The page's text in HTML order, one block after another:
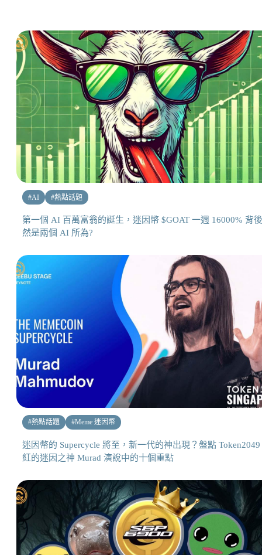
#AI #熱點話題
第一個 AI 百萬富翁的誕生，迷因幣 $GOAT 一週 16000% 背
然是兩個 AI 所為?
#熱點話題 #Meme 迷因幣
迷因幣的 Supercycle 將至，新一代的神出現？盤點 Token2049
紅的迷因之神 Murad 演說中的十個重點